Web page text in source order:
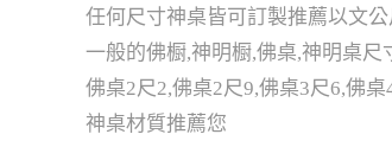
任何尺寸神桌皆可訂製推薦以文
一般的佛橱,神明橱,佛桌,神明桌尺
佛桌2尺2,佛桌2尺9,佛桌3尺6,佛
神桌材質推薦您